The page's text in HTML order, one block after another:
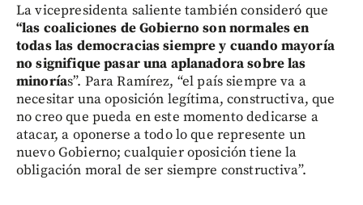
La vicepresidenta saliente también consideró que
“las coaliciones de Gobierno son normales en
todas las democracias siempre y cuando mayoría
no signifique pasar una aplanadora sobre las
minorías”. Para Ramírez, “el país siempre va a
necesitar una oposición legítima, constructiva, que
no creo que pueda en este momento dedicarse a
atacar, a oponerse a todo lo que represente un
nuevo Gobierno; cualquier oposición tiene la
obligación moral de ser siempre constructiva”.